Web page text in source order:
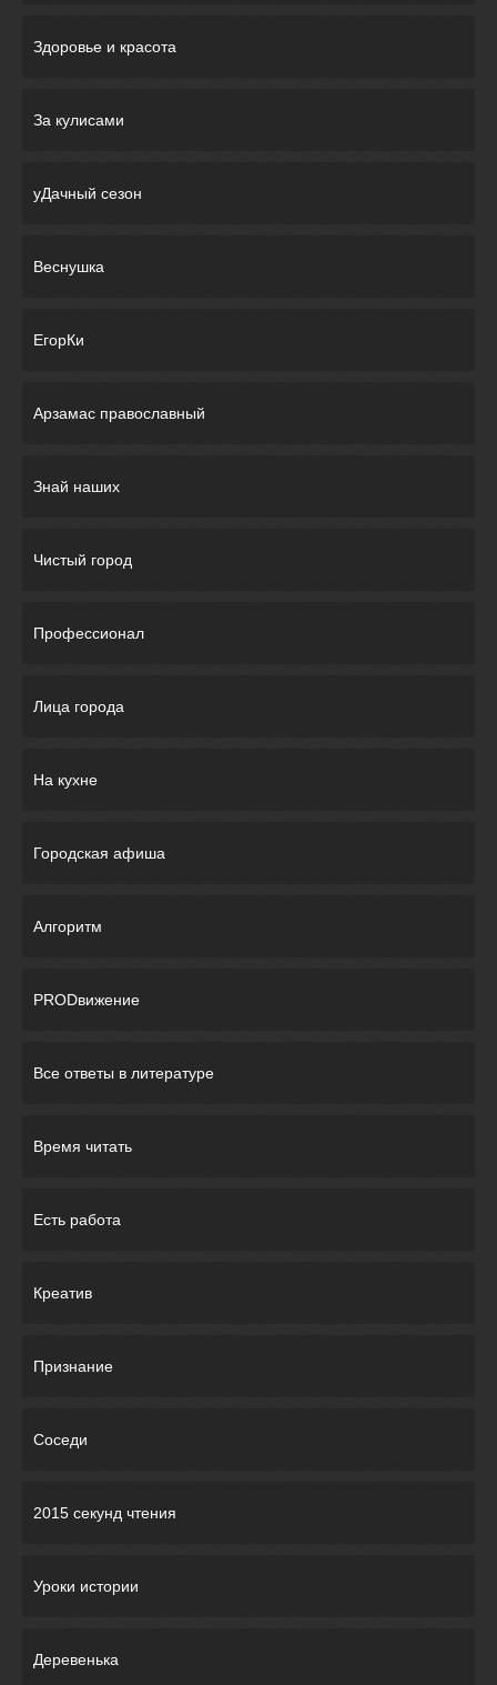
Здоровье и красота
За кулисами
уДачный сезон
Веснушка
ЕгорКи
Арзамас православный
Знай наших
Чистый город
Профессионал
Лица города
На кухне
Городская афиша
Алгоритм
PRODвижение
Все ответы в литературе
Время читать
Есть работа
Креатив
Признание
Соседи
2015 секунд чтения
Уроки истории
Деревенька